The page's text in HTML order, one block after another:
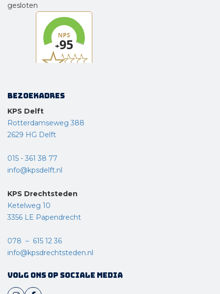
gesloten
Bezoekadres
KPS Delft
Rotterdamseweg 388
2629 HG Delft
015 - 361 38 77
info@kpsdelft.nl
KPS Drechtsteden
Ketelweg 10
3356 LE Papendrecht
078 – 615 12 36
info@kpsdrechtsteden.nl
Volg ons op sociale media